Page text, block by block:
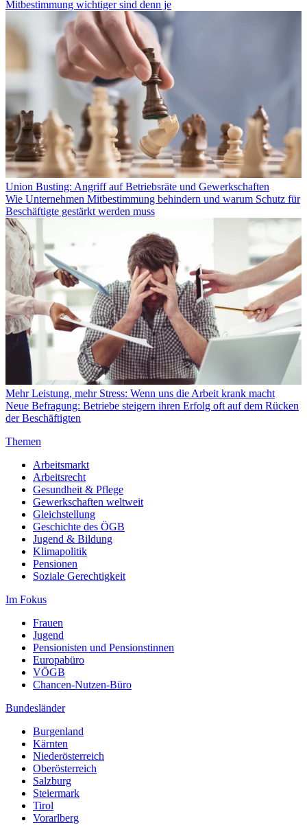
Mitbestimmung wichtiger sind denn je
Union Busting: Angriff auf Betriebsräte und Gewerkschaften
Wie Unternehmen Mitbestimmung behindern und warum Schutz für
Beschäftigte gestärkt werden muss
Mehr Leistung, mehr Stress: Wenn uns die Arbeit krank macht
Neue Befragung: Betriebe steigern ihren Erfolg oft auf dem Rücken
der Beschäftigten
Themen
Arbeitsmarkt
Arbeitsrecht
Gesundheit & Pflege
Gewerkschaften weltweit
Gleichstellung
Geschichte des ÖGB
Jugend & Bildung
Klimapolitik
Pensionen
Soziale Gerechtigkeit
Im Fokus
Frauen
Jugend
Pensionisten und Pensionstinnen
Europabüro
VÖGB
Chancen-Nutzen-Büro
Bundesländer
Burgenland
Kärnten
Niederösterreich
Oberösterreich
Salzburg
Steiermark
Tirol
Vorarlberg